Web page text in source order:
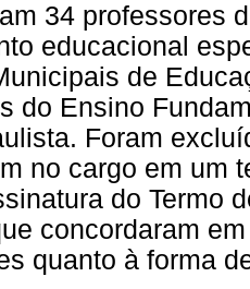
34 professores
educacional
de
do Ensino
Foram
no cargo em um
do Termo
concordaram
quanto à forma